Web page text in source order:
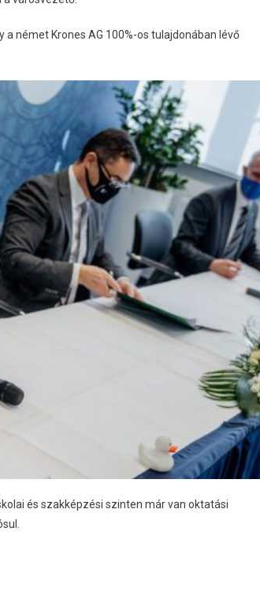
a német Krones AG 100%-os tulajdonában lévő
és szakképzési szinten már van oktatási